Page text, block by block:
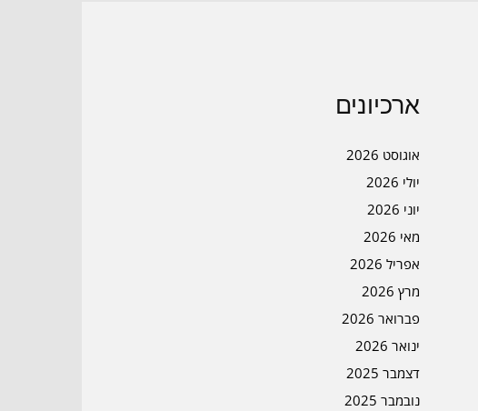
ארכיונים
אוגוסט 2026
יולי 2026
יוני 2026
מאי 2026
אפריל 2026
מרץ 2026
פברואר 2026
ינואר 2026
דצמבר 2025
נובמבר 2025